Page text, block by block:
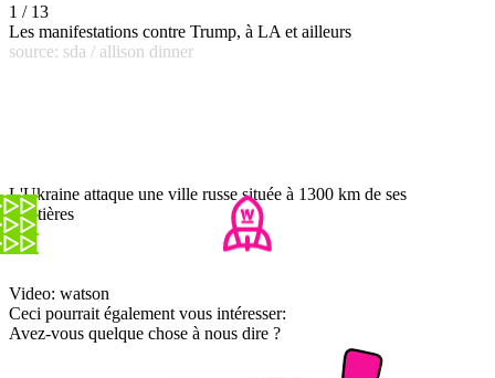
1 / 13
Les manifestations contre Trump, à LA et ailleurs
source: sda / allison dinner
L'Ukraine attaque une ville russe située à 1300 km de ses
frontières
Video: watson
Ceci pourrait également vous intéresser:
Avez-vous quelque chose à nous dire ?